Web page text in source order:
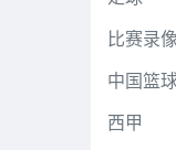
比赛录像
中国篮
西甲